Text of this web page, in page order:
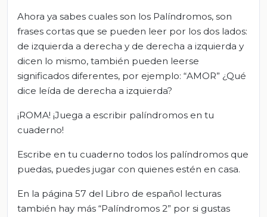
Ahora ya sabes cuales son los Palíndromos, son
frases cortas que se pueden leer por los dos lados:
de izquierda a derecha y de derecha a izquierda y
dicen lo mismo, también pueden leerse
significados diferentes, por ejemplo: “AMOR” ¿Qué
dice leída de derecha a izquierda?
¡ROMA! ¡Juega a escribir palíndromos en tu
cuaderno!
Escribe en tu cuaderno todos los palíndromos que
puedas, puedes jugar con quienes estén en casa.
En la página 57 del Libro de español lecturas
también hay más “Palíndromos 2” por si gustas